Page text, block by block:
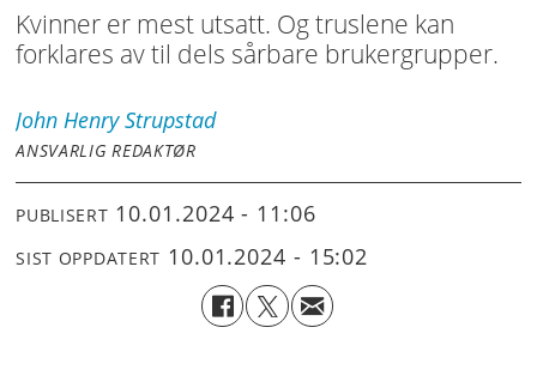
Kvinner er mest utsatt. Og truslene kan
forklares av til dels sårbare brukergrupper.
John Henry Strupstad
ANSVARLIG REDAKTØR
PUBLISERT 10.01.2024 - 11:06
SIST OPPDATERT 10.01.2024 - 15:02